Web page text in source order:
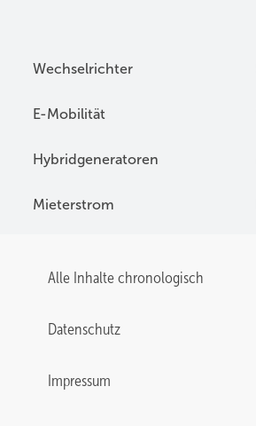
Wechselrichter
E-Mobilität
Hybridgeneratoren
Mieterstrom
Alle Inhalte chronologisch
Datenschutz
Impressum